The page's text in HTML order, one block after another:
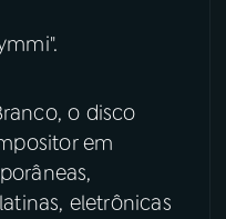
o disco
em
eletrônicas